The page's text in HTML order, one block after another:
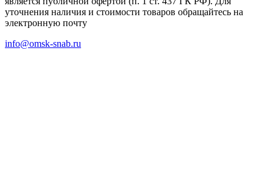
уточнения наличия и стоимости товаров обращайтесь на
электронную почту
info@omsk-snab.ru